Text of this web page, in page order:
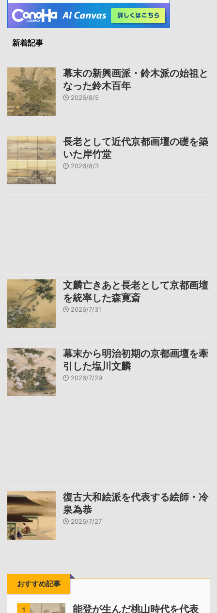
新着記事
幕末の新興画派・鈴木派の始祖と
なった鈴木百年
2026/8/5
長老として近代京都画壇の礎を築
いた岸竹堂
2026/8/3
文麟亡きあと長老として京都画壇
を統率した森寛斎
2026/7/31
幕末から明治初期の京都画壇を牽
引した塩川文麟
2026/7/29
復古大和絵派を代表する絵師・冷
泉為恭
2026/7/27
おすすめ記事
1 能登が生んだ桃山時代を代表